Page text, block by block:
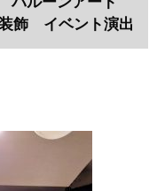
飾 イベント演出